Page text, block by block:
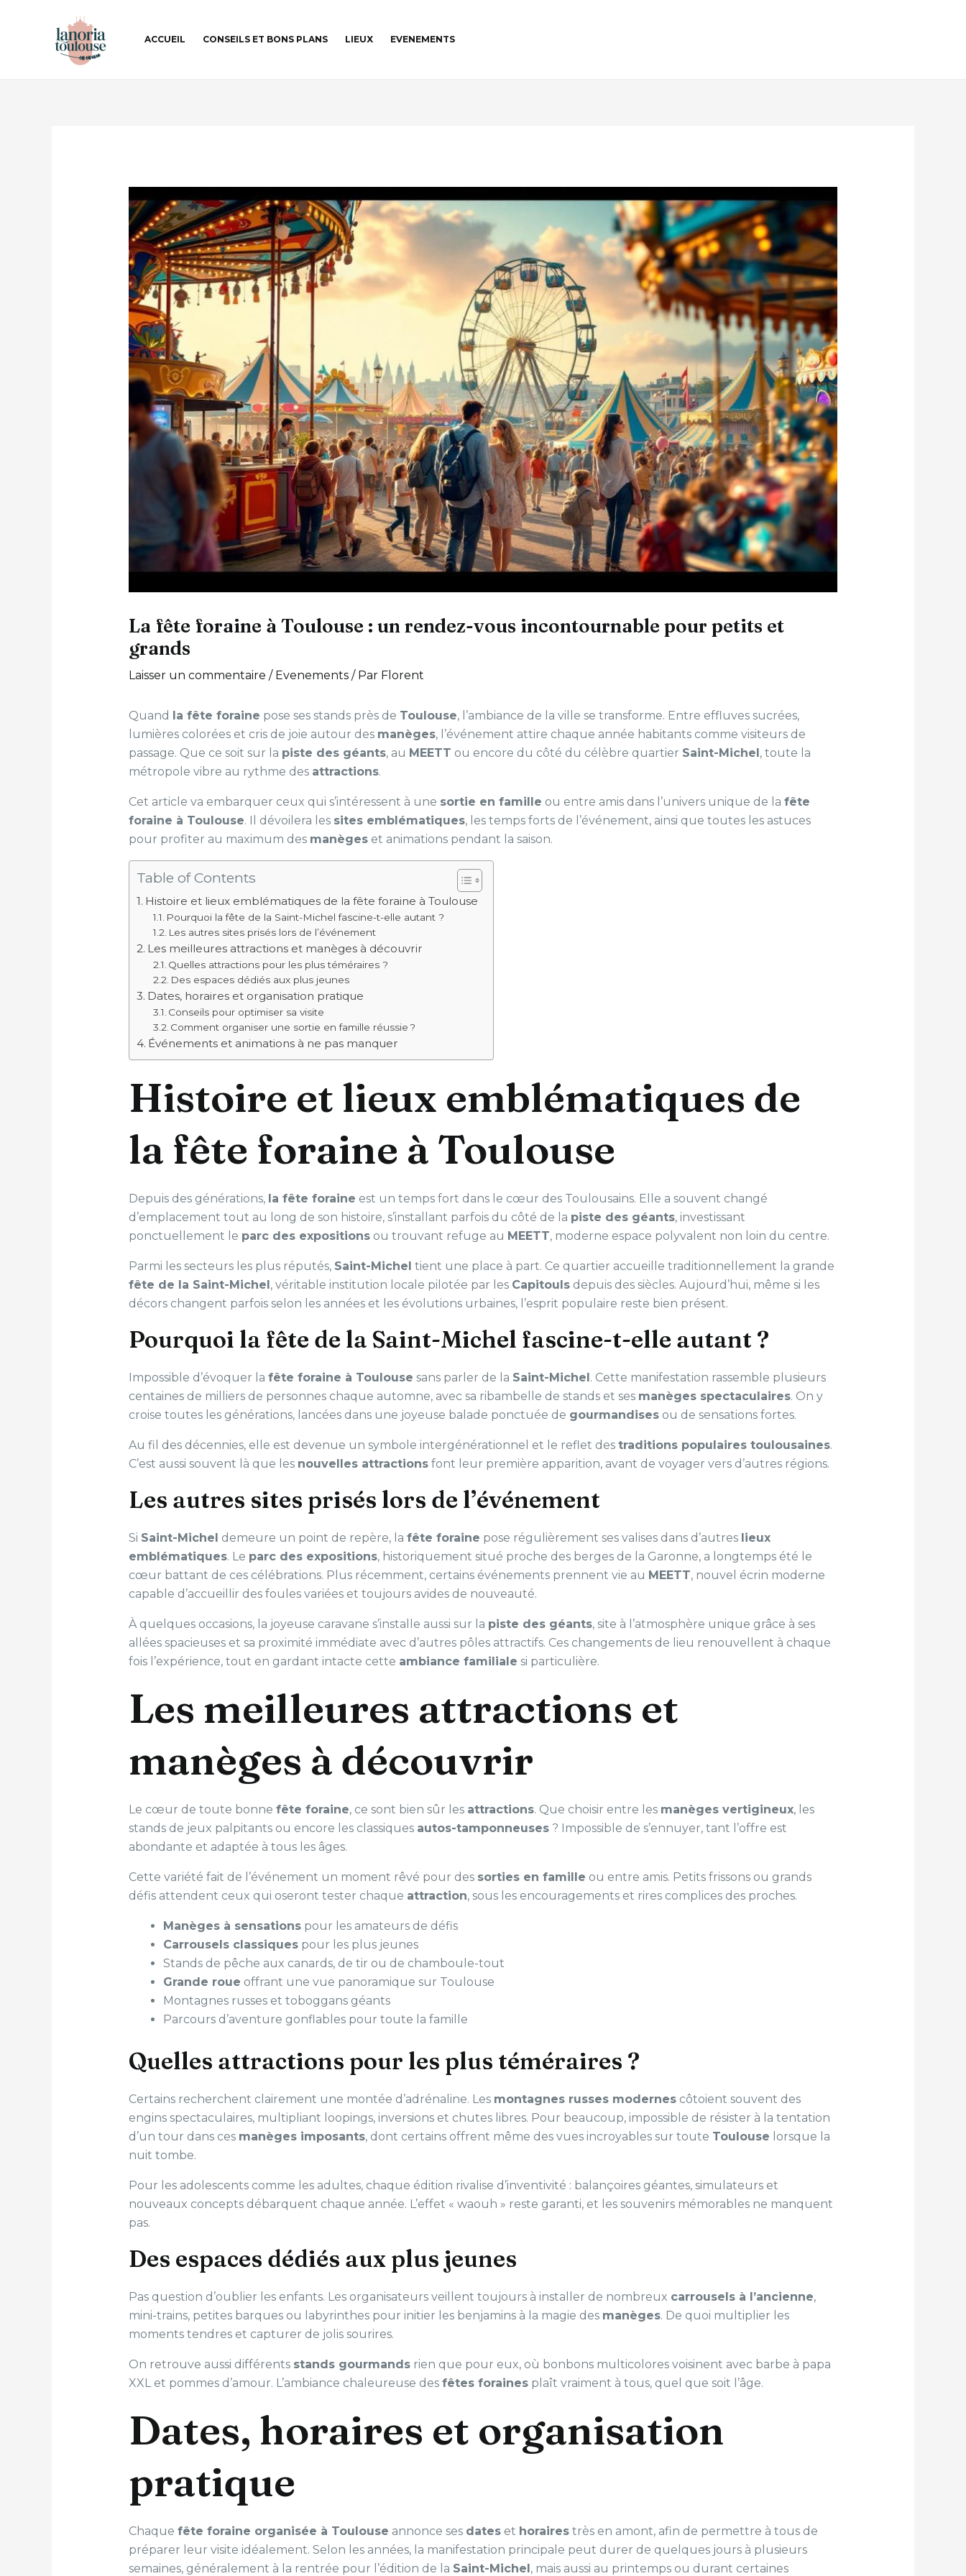
ACCUEIL CONSEILS ET BONS PLANS LIEUX EVENEMENTS
La fête foraine à Toulouse : un rendez-vous incontournable pour petits et
grands
Laisser un commentaire / Evenements/ Par Florent
Quand la fête foraine pose ses stands près de Toulouse, l’ambiance de la ville se transforme. Entre effluves sucrées,
lumières colorées et cris de joie autour des manèges, l’événement attire chaque année habitants comme visiteurs de
passage. Que ce soit sur la piste des géants, au MEETT ou encore du côté du célèbre quartier Saint-Michel, toute la
métropole vibre au rythme des attractions.
Cet article va embarquer ceux qui s’intéressent à une sortie en famille ou entre amis dans l’univers unique de la fête
foraine à Toulouse. Il dévoilera les sites emblématiques, les temps forts de l’événement, ainsi que toutes les astuces
pour profiter au maximum des manègeset animations pendant la saison.
Table of Contents
Histoire et lieux emblématiques de la fête foraine à Toulouse
Pourquoi la fête de la Saint-Michel fascine-t-elle autant ?
Les autres sites prisés lors de l’événement
Les meilleures attractions et manèges à découvrir
Quelles attractions pour les plus téméraires ?
Des espaces dédiés aux plus jeunes
Dates, horaires et organisation pratique
Conseils pour optimiser sa visite
Comment organiser une sortie en famille réussie ?
Événements et animations à ne pas manquer
Histoire et lieux emblématiques de
la fête foraine à Toulouse
Depuis des générations, la fête foraine est un temps fort dans le cœur des Toulousains. Elle a souvent changé
d’emplacement tout au long de son histoire, s’installant parfois du côté de la piste des géants, investissant
ponctuellement le parc des expositionsou trouvant refuge au MEETT, moderne espace polyvalent non loin du centre.
Parmi les secteurs les plus réputés, Saint-Michel tient une place à part. Ce quartier accueille traditionnellement la grande
fête de la Saint-Michel, véritable institution locale pilotée par les Capitoulsdepuis des siècles. Aujourd’hui, même si les
décors changent parfois selon les années et les évolutions urbaines, l’esprit populaire reste bien présent.
Pourquoi la fête de la Saint-Michel fascine-t-elle autant ?
Impossible d’évoquer la fête foraine à Toulouse sans parler de la Saint-Michel. Cette manifestation rassemble plusieurs
centaines de milliers de personnes chaque automne, avec sa ribambelle de stands et ses manèges spectaculaires. On y
croise toutes les générations, lancées dans une joyeuse balade ponctuée de gourmandisesou de sensations fortes.
Au fil des décennies, elle est devenue un symbole intergénérationnel et le reflet des traditions populaires toulousaines.
C’est aussi souvent là que les nouvelles attractionsfont leur première apparition, avant de voyager vers d’autres régions.
Les autres sites prisés lors de l’événement
Si Saint-Michel demeure un point de repère, la fête foraine pose régulièrement ses valises dans d’autres lieux
emblématiques. Le parc des expositions, historiquement situé proche des berges de la Garonne, a longtemps été le
cœur battant de ces célébrations. Plus récemment, certains événements prennent vie au MEETT, nouvel écrin moderne
capable d’accueillir des foules variées et toujours avides de nouveauté.
À quelques occasions, la joyeuse caravane s’installe aussi sur la piste des géants, site à l’atmosphère unique grâce à ses
allées spacieuses et sa proximité immédiate avec d’autres pôles attractifs. Ces changements de lieu renouvellent à chaque
fois l’expérience, tout en gardant intacte cette ambiance familiale si particulière.
Les meilleures attractions et
manèges à découvrir
Le cœur de toute bonne fête foraine, ce sont bien sûr les attractions. Que choisir entre les manèges vertigineux, les
stands de jeux palpitants ou encore les classiques autos-tamponneuses? Impossible de s’ennuyer, tant l’offre est
abondante et adaptée à tous les âges.
Cette variété fait de l’événement un moment rêvé pour des sorties en famille ou entre amis. Petits frissons ou grands
défis attendent ceux qui oseront tester chaque attraction, sous les encouragements et rires complices des proches.
Manèges à sensationspour les amateurs de défis
Carrousels classiquespour les plus jeunes
Stands de pêche aux canards, de tir ou de chamboule-tout
Grande roue offrant une vue panoramique sur Toulouse
Montagnes russes et toboggans géants
Parcours d’aventure gonflables pour toute la famille
Quelles attractions pour les plus téméraires ?
Certains recherchent clairement une montée d’adrénaline. Les montagnes russes modernescôtoient souvent des
engins spectaculaires, multipliant loopings, inversions et chutes libres. Pour beaucoup, impossible de résister à la tentation
d’un tour dans ces manèges imposants, dont certains offrent même des vues incroyables sur toute Toulouse lorsque la
nuit tombe.
Pour les adolescents comme les adultes, chaque édition rivalise d’inventivité : balançoires géantes, simulateurs et
nouveaux concepts débarquent chaque année. L’effet « waouh » reste garanti, et les souvenirs mémorables ne manquent
pas.
Des espaces dédiés aux plus jeunes
Pas question d’oublier les enfants. Les organisateurs veillent toujours à installer de nombreux carrousels à l’ancienne,
mini-trains, petites barques ou labyrinthes pour initier les benjamins à la magie des manèges. De quoi multiplier les
moments tendres et capturer de jolis sourires.
On retrouve aussi différents stands gourmandsrien que pour eux, où bonbons multicolores voisinent avec barbe à papa
XXL et pommes d’amour. L’ambiance chaleureuse des fêtes forainesplaît vraiment à tous, quel que soit l’âge.
Dates, horaires et organisation
pratique
Chaque fête foraine organisée à Toulouse annonce ses dateset horairestrès en amont, afin de permettre à tous de
préparer leur visite idéalement. Selon les années, la manifestation principale peut durer de quelques jours à plusieurs
semaines, généralement à la rentrée pour l’édition de la Saint-Michel, mais aussi au printemps ou durant certaines
des
articles